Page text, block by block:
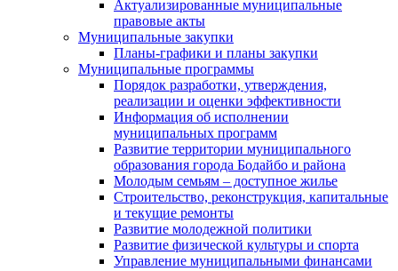
Актуализированные муниципальные
правовые акты
Муниципальные закупки
Планы-графики и планы закупки
Муниципальные программы
Порядок разработки, утверждения,
реализации и оценки эффективности
Информация об исполнении
муниципальных программ
Развитие территории муниципального
образования города Бодайбо и района
Молодым семьям – доступное жилье
Строительство, реконструкция, капитальные
и текущие ремонты
Развитие молодежной политики
Развитие физической культуры и спорта
Управление муниципальными финансами